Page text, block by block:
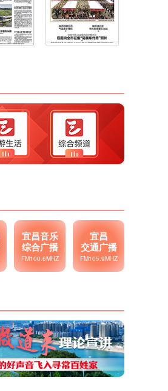
宜昌音乐
综合广播
FM100.6MHZ
宜昌
交通广播
FM105.9MHZ